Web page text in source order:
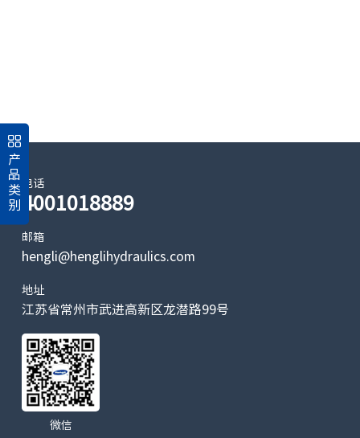
产
品
类
别
电话
4001018889
邮箱
hengli@henglihydraulics.com
地址
江苏省常州市武进高新区龙潜路99号
微信